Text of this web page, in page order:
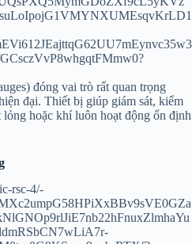
đóng vai trò rất quan trọng
đại. Thiết bị giúp giám sát, kiểm
lỏng hoặc khí luôn hoạt động ổn định